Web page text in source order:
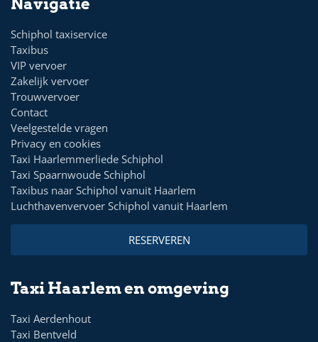
Schiphol taxiservice
Taxibus
VIP vervoer
Zakelijk vervoer
Trouwvervoer
Contact
Veelgestelde vragen
Privacy en cookies
Taxi Haarlemmerliede Schiphol
Taxi Spaarnwoude Schiphol
Taxibus naar Schiphol vanuit Haarlem
Luchthavenvervoer Schiphol vanuit Haarlem
RESERVEREN
Taxi Haarlem en omgeving
Taxi Aerdenhout
Taxi Bentveld